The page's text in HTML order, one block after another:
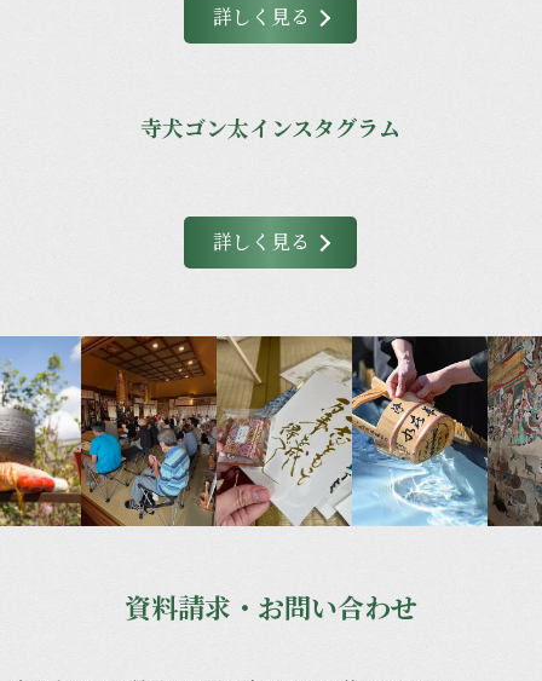
詳しく見る
寺犬ゴン太インスタグラム
詳しく見る
資料請求・お問い合わせ